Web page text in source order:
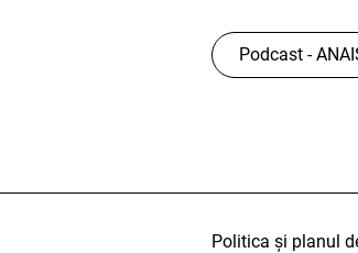
Podcast -
Politica și planul